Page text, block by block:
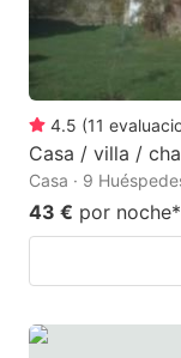
4.5 (11
Casa / villa /
Casa · 9
43 € por noche*